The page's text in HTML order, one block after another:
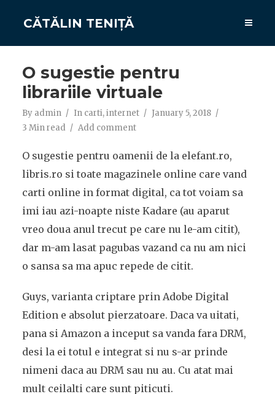
CĂTĂLIN TENIȚĂ
O sugestie pentru
librariile virtuale
By admin In carti,internet
January 5, 2018
3 Min read
Add comment
O sugestie pentru oamenii de la elefant.ro,
libris.ro si toate magazinele online care vand
carti online in format digital, ca tot voiam sa
imi iau azi-noapte niste Kadare (au aparut
vreo doua anul trecut pe care nu le-am citit),
dar m-am lasat pagubas vazand ca nu am nici
o sansa sa ma apuc repede de citit.
Guys, varianta criptare prin Adobe Digital
Edition e absolut pierzatoare. Daca va uitati,
pana si Amazon a inceput sa vanda fara DRM,
desi la ei totul e integrat si nu s-ar prinde
nimeni daca au DRM sau nu au. Cu atat mai
mult ceilalti care sunt piticuti.